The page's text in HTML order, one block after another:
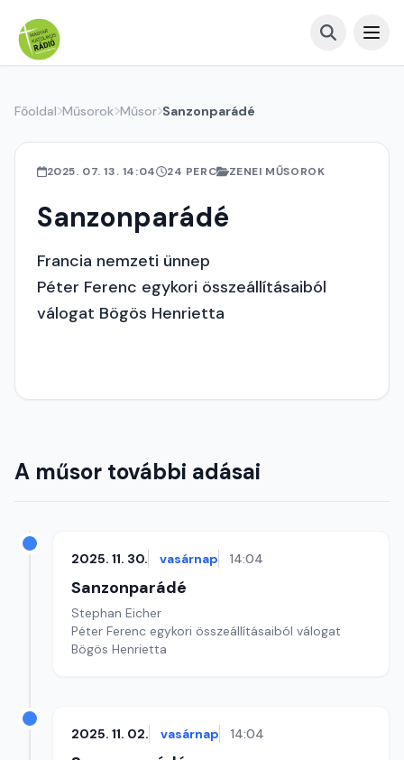
Főoldal Műsorok Műsor Sanzonparádé
2025. 07. 13. 14:04 24 PERC ZENEI MŰSOROK
Sanzonparádé
Francia nemzeti ünnep
Péter Ferenc egykori összeállításaiból
válogat Bögös Henrietta
A műsor további adásai
2025. 11. 30. vasárnap 14:04
Sanzonparádé
Stephan Eicher
Péter Ferenc egykori összeállításaiból válogat
Bögös Henrietta
2025. 11. 02. vasárnap 14:04